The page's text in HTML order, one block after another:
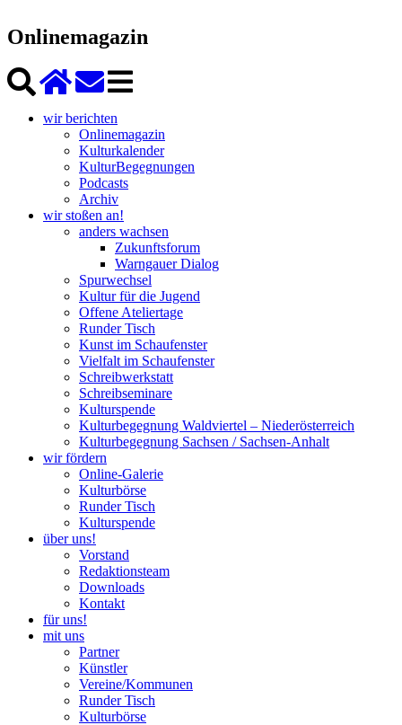
Onlinemagazin
wir berichten
Onlinemagazin
Kulturkalender
KulturBegegnungen
Podcasts
Archiv
wir stoßen an!
anders wachsen
Zukunftsforum
Warngauer Dialog
Spurwechsel
Kultur für die Jugend
Offene Ateliertage
Runder Tisch
Kunst im Schaufenster
Vielfalt im Schaufenster
Schreibwerkstatt
Schreibseminare
Kulturspende
Kulturbegegnung Waldviertel – Niederösterreich
Kulturbegegnung Sachsen / Sachsen-Anhalt
wir fördern
Online-Galerie
Kulturbörse
Runder Tisch
Kulturspende
über uns!
Vorstand
Redaktionsteam
Downloads
Kontakt
für uns!
mit uns
Partner
Künstler
Vereine/Kommunen
Runder Tisch
Kulturbörse